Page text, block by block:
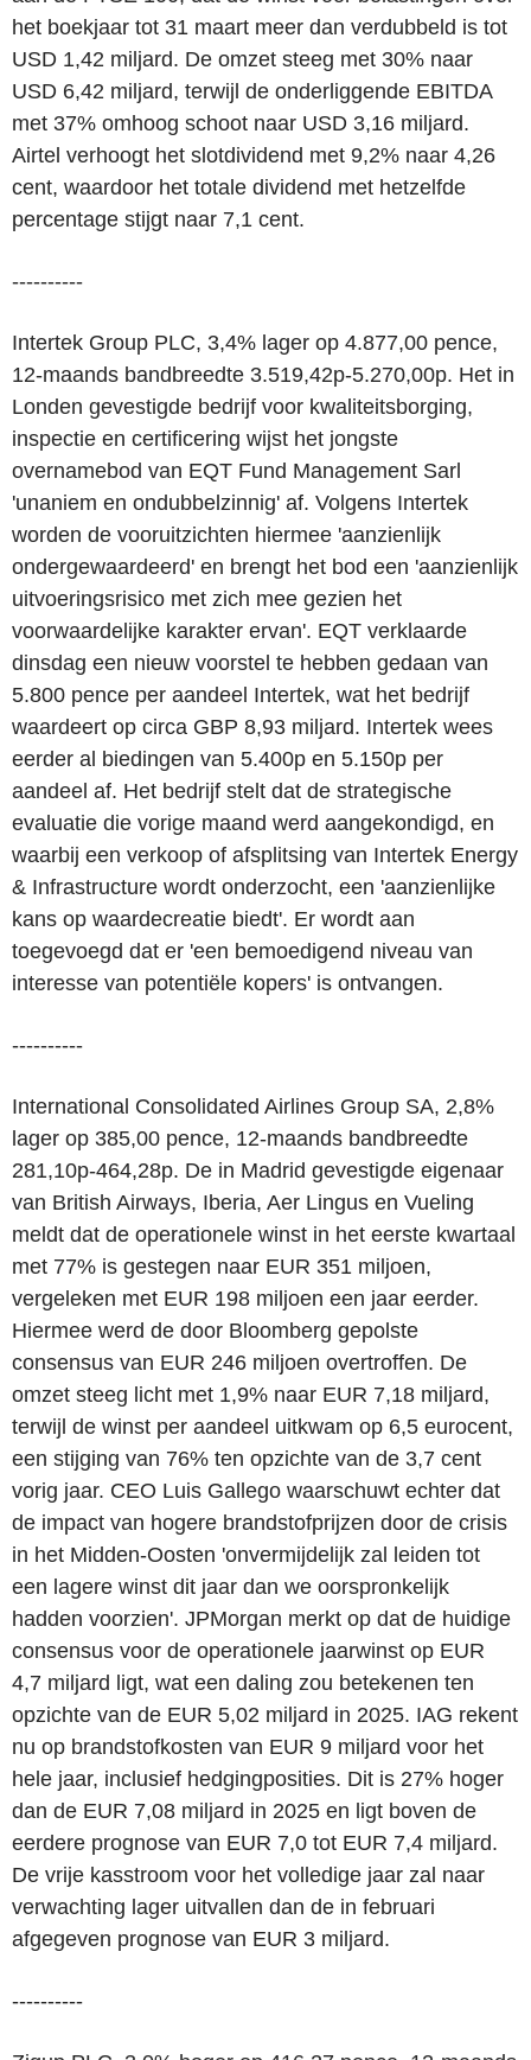
het boekjaar tot 31 maart meer dan verdubbeld is tot
USD 1,42 miljard. De omzet steeg met 30% naar
USD 6,42 miljard, terwijl de onderliggende EBITDA
met 37% omhoog schoot naar USD 3,16 miljard.
Airtel verhoogt het slotdividend met 9,2% naar 4,26
cent, waardoor het totale dividend met hetzelfde
percentage stijgt naar 7,1 cent.
----------
Intertek Group PLC, 3,4% lager op 4.877,00 pence,
12-maands bandbreedte 3.519,42p-5.270,00p. Het in
Londen gevestigde bedrijf voor kwaliteitsborging,
inspectie en certificering wijst het jongste
overnamebod van EQT Fund Management Sarl
'unaniem en ondubbelzinnig' af. Volgens Intertek
worden de vooruitzichten hiermee 'aanzienlijk
ondergewaardeerd' en brengt het bod een 'aanzienlijk
uitvoeringsrisico met zich mee gezien het
voorwaardelijke karakter ervan'. EQT verklaarde
dinsdag een nieuw voorstel te hebben gedaan van
5.800 pence per aandeel Intertek, wat het bedrijf
waardeert op circa GBP 8,93 miljard. Intertek wees
eerder al biedingen van 5.400p en 5.150p per
aandeel af. Het bedrijf stelt dat de strategische
evaluatie die vorige maand werd aangekondigd, en
waarbij een verkoop of afsplitsing van Intertek Energy
& Infrastructure wordt onderzocht, een 'aanzienlijke
kans op waardecreatie biedt'. Er wordt aan
toegevoegd dat er 'een bemoedigend niveau van
interesse van potentiële kopers' is ontvangen.
----------
International Consolidated Airlines Group SA, 2,8%
lager op 385,00 pence, 12-maands bandbreedte
281,10p-464,28p. De in Madrid gevestigde eigenaar
van British Airways, Iberia, Aer Lingus en Vueling
meldt dat de operationele winst in het eerste kwartaal
met 77% is gestegen naar EUR 351 miljoen,
vergeleken met EUR 198 miljoen een jaar eerder.
Hiermee werd de door Bloomberg gepolste
consensus van EUR 246 miljoen overtroffen. De
omzet steeg licht met 1,9% naar EUR 7,18 miljard,
terwijl de winst per aandeel uitkwam op 6,5 eurocent,
een stijging van 76% ten opzichte van de 3,7 cent
vorig jaar. CEO Luis Gallego waarschuwt echter dat
de impact van hogere brandstofprijzen door de crisis
in het Midden-Oosten 'onvermijdelijk zal leiden tot
een lagere winst dit jaar dan we oorspronkelijk
hadden voorzien'. JPMorgan merkt op dat de huidige
consensus voor de operationele jaarwinst op EUR
4,7 miljard ligt, wat een daling zou betekenen ten
opzichte van de EUR 5,02 miljard in 2025. IAG rekent
nu op brandstofkosten van EUR 9 miljard voor het
hele jaar, inclusief hedgingposities. Dit is 27% hoger
dan de EUR 7,08 miljard in 2025 en ligt boven de
eerdere prognose van EUR 7,0 tot EUR 7,4 miljard.
De vrije kasstroom voor het volledige jaar zal naar
verwachting lager uitvallen dan de in februari
afgegeven prognose van EUR 3 miljard.
----------